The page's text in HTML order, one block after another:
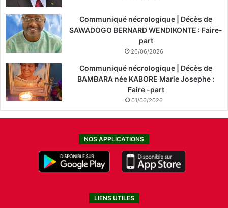
Communiqué nécrologique | Décès de
SAWADOGO BERNARD WENDIKONTE : Faire-
part
26/06/2026
Communiqué nécrologique | Décès de
BAMBARA née KABORE Marie Josephe :
Faire -part
01/06/2026
NOS APPLICATIONS
LIENS UTILES